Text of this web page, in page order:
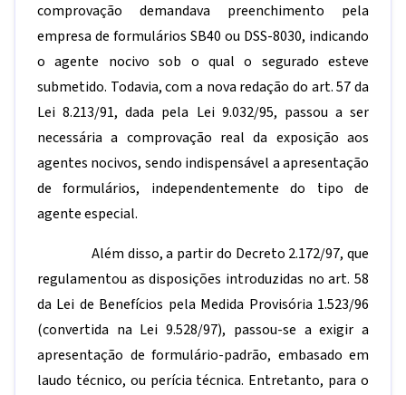
comprovação demandava preenchimento pela
empresa de formulários SB40 ou DSS-8030, indicando
o agente nocivo sob o qual o segurado esteve
submetido. Todavia, com a nova redação do art. 57 da
Lei 8.213/91, dada pela Lei 9.032/95, passou a ser
necessária a comprovação real da exposição aos
agentes nocivos, sendo indispensável a apresentação
de formulários, independentemente do tipo de
agente especial.
Além disso, a partir do Decreto 2.172/97, que
regulamentou as disposições introduzidas no art. 58
da Lei de Benefícios pela Medida Provisória 1.523/96
(convertida na Lei 9.528/97), passou-se a exigir a
apresentação de formulário-padrão, embasado em
laudo técnico, ou perícia técnica. Entretanto, para o